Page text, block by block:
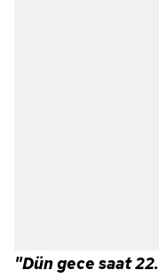
"Dün gece saat